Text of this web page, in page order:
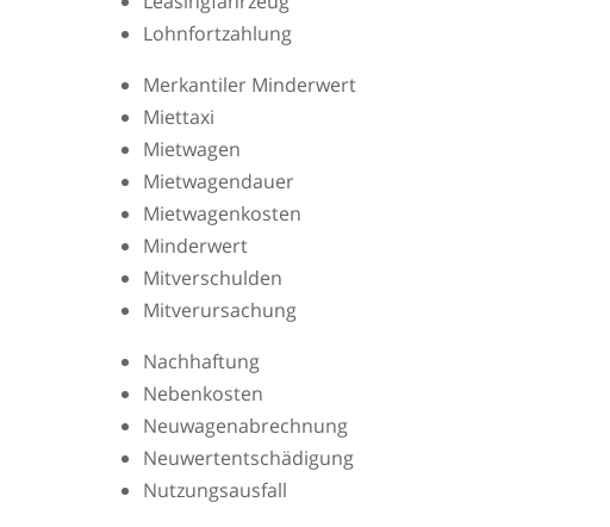
Lohnfortzahlung
Merkantiler Minderwert
Miettaxi
Mietwagen
Mietwagendauer
Mietwagenkosten
Minderwert
Mitverschulden
Mitverursachung
Nachhaftung
Nebenkosten
Neuwagenabrechnung
Neuwertentschädigung
Nutzungsausfall